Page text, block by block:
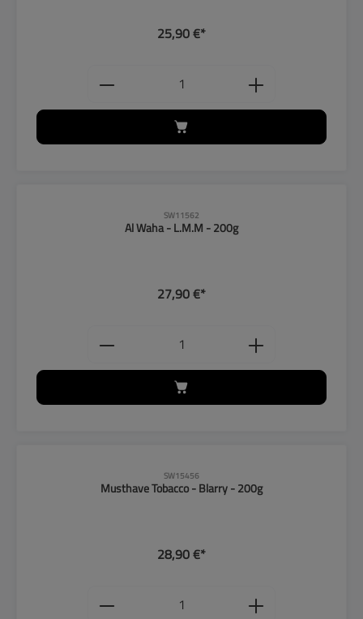
25,90 €*
Produkt Anzahl: Gib den
SW11562
Al Waha - L.M.M - 200g
27,90 €*
Produkt Anzahl: Gib den
SW15456
Musthave Tobacco - Blarry - 200g
28,90 €*
Produkt Anzahl: Gib den